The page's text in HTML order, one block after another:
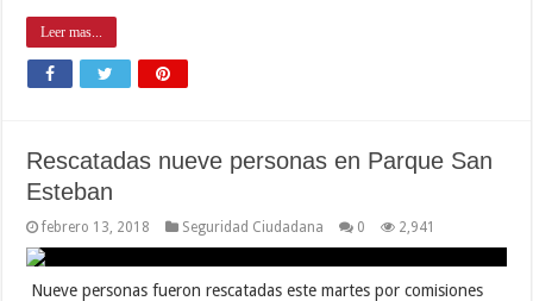
Leer mas...
Rescatadas nueve personas en Parque San
Esteban
febrero 13, 2018 Seguridad Ciudadana 0 2,941
Nueve personas fueron rescatadas este martes por comisiones